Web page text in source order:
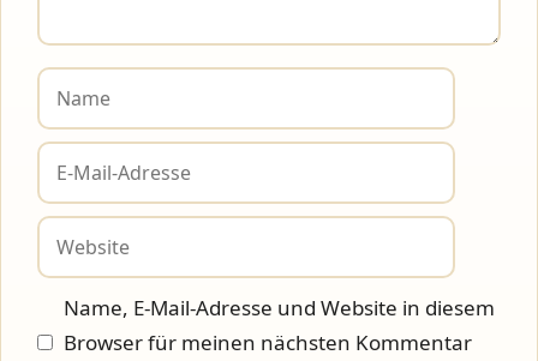
Name
E-
Mail-
Adresse
Website
Name, E-Mail-Adresse und Website in diesem
Browser für meinen nächsten Kommentar